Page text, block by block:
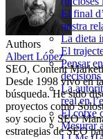
El final
nostra
La dieta
El
Pensar
La
real en
El cotxe
Mesurar
Authors
Albert López
SEO, Content
Desde 1998 vivo en
búsqueda. He sido
proyectos como
soy socio y SEO
estrategias de SEO